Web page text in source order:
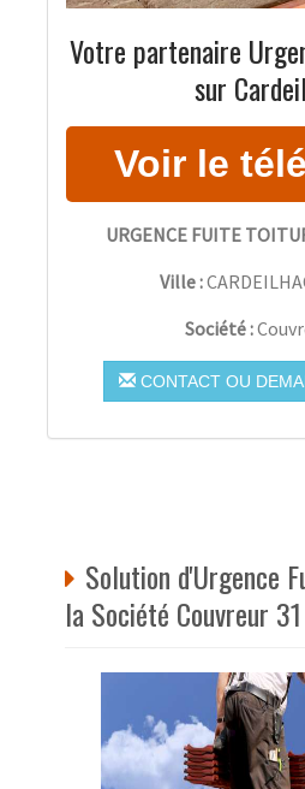
Votre partenaire
sur
URGENCE FUITE
Ville :
Société :
CONTACT OU
Solution d'Urgence
la Société Couvreur 31